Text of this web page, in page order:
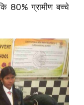
80% ग्रामीण बच्चे